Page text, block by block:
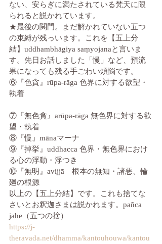
ない、安らぎに満たされている梵天に限
られると説かれています。
★最後の関門。まだ解かれていない五つ
の束縛が残っいます。これを【五上分
結】uddhambhāgiya saṃyojanaと言いま
す。先日お話しました「慢」など、預流
果になっても残る手ごわい煩悩です。
⑥『色貪』rūpa-rāga 色界に対する欲望・
執着
⑦『無色貪』arūpa-rāga 無色界に対する欲
望・執着
⑧『慢』mānaマーナ
⑨『掉挙』uddhacca 色界・無色界におけ
る心の浮動・浮つき
⑩『無明』avijjā　根本の無知・諸悪、輪
廻の根源
以上の【五上分結】です。これも捨てな
さいとお釈迦さまは説かれます。pañca
jahe（五つの捨）
https://j-
theravada.net/dhamma/kantouhouwa/kantou